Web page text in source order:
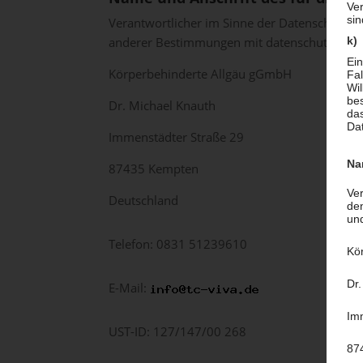
Verantwortlicher im Sinne der Datenschutz-
anderer Bestimmungen mit
Körperbehinderte Allgäu gGmbH
Dr. Michael Knauth
Immenstädter Straße 29
87435 Kempten
Deutschland
Telefon: 0831 51239610
E-Mail:
UST-ID: 127/147/00 268
k)